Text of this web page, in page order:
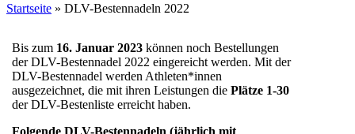
Startseite » DLV-Bestennadeln 2022
Bis zum 16. Januar 2023 können noch Bestellungen
der DLV-Bestennadel 2022 eingereicht werden. Mit der
DLV-Bestennadel werden Athleten*innen
ausgezeichnet, die mit ihren Leistungen diePlätze 1-30
der DLV-Bestenliste erreicht haben.
Folgende DLV-Bestennadeln (jährlich mit